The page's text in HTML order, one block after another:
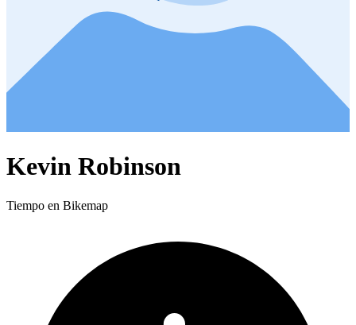
Kevin Robinson
Tiempo en Bikemap